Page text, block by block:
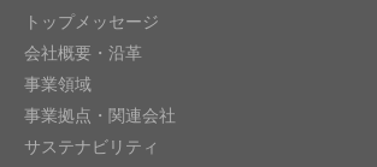
トップメッセージ
会社概要・沿革
事業領域
事業拠点・関連会社
サステナビリティ